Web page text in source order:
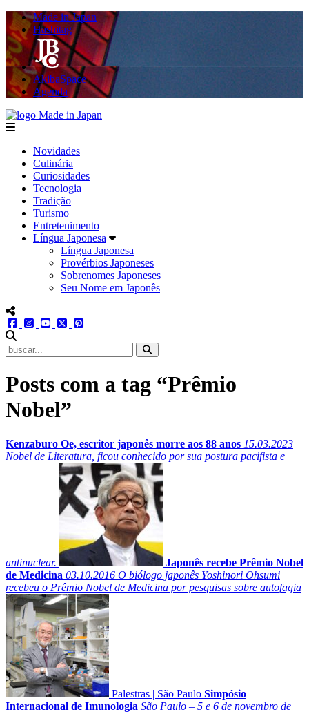
Made in Japan
Hashitag
AkibaSpace
Agenda
menu
Novidades
Culinária
Curiosidades
Tecnologia
Tradição
Turismo
Entretenimento
Língua Japonesa
Língua Japonesa
Provérbios Japoneses
Sobrenomes Japoneses
Seu Nome em Japonês
menu redes social
facebookinstagram
youtube
twitter
Posts com a tag “Prêmio
Nobel”
Kenzaburo Oe, escritor japonês morre aos 88 anos 15.03.2023
Nobel de Literatura, ficou conhecido por sua postura pacifista e
antinuclear.
Japonês recebe Prêmio Nobel
de Medicina 03.10.2016 O biólogo japonês Yoshinori Ohsumi
recebeu o Prêmio Nobel de Medicina por pesquisas sobre autofagia
Palestras | São Paulo Simpósio
Internacional de Imunologia São Paulo – 5 e 6 de novembro de